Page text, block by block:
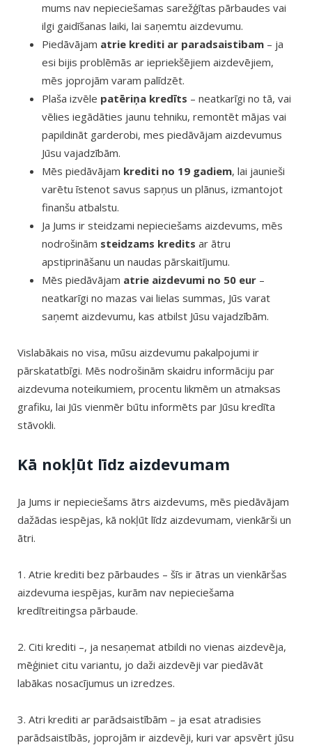
mums nav nepieciešamas sarežģītas pārbaudes vai
ilgi gaidīšanas laiki, lai saņemtu aizdevumu.
Piedāvājam atrie krediti ar paradsaistibam – ja
esi bijis problēmās ar iepriekšējiem aizdevējiem,
mēs joprojām varam palīdzēt.
Plaša izvēle patēriņa kredīts – neatkarīgi no tā, vai
vēlies iegādāties jaunu tehniku, remontēt mājas vai
papildināt garderobi, mes piedāvājam aizdevumus
Jūsu vajadzībām.
Mēs piedāvājam krediti no 19 gadiem, lai jaunieši
varētu īstenot savus sapņus un plānus, izmantojot
finanšu atbalstu.
Ja Jums ir steidzami nepieciešams aizdevums, mēs
nodrošinām steidzams kredits ar ātru
apstiprināšanu un naudas pārskaitījumu.
Mēs piedāvājam atrie aizdevumi no 50 eur –
neatkarīgi no mazas vai lielas summas, Jūs varat
saņemt aizdevumu, kas atbilst Jūsu vajadzībām.
Vislabākais no visa, mūsu aizdevumu pakalpojumi ir
pārskatatbīgi. Mēs nodrošinām skaidru informāciju par
aizdevuma noteikumiem, procentu likmēm un atmaksas
grafiku, lai Jūs vienmēr būtu informēts par Jūsu kredīta
stāvokli.
Kā nokļūt līdz aizdevumam
Ja Jums ir nepieciešams ātrs aizdevums, mēs piedāvājam
dažādas iespējas, kā nokļūt līdz aizdevumam, vienkārši un
ātri.
1. Atrie krediti bez pārbaudes – šīs ir ātras un vienkāršas
aizdevuma iespējas, kurām nav nepieciešama
kredītreitingsa pārbaude.
2. Citi krediti –, ja nesaņemat atbildi no vienas aizdevēja,
mēģiniet citu variantu, jo daži aizdevēji var piedāvāt
labākas nosacījumus un izredzes.
3. Atri krediti ar parādsaistībām – ja esat atradisies
parādsaistībās, joprojām ir aizdevēji, kuri var apsvērt jūsu